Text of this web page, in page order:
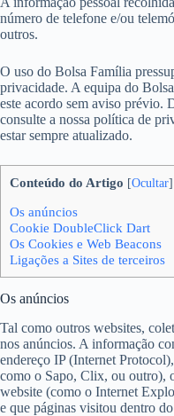
número de telefone e/ou
outros.
O uso do Bolsa Família
privacidade. A equipa do
este acordo sem aviso prévio.
consulte a nossa política de
estar sempre atualizado.
Conteúdo do Artigo [Ocultar]
Os anúncios
Cookie DoubleClick Dart
Os Cookies e Web Beacons
Ligações a Sites de terceiros
Os anúncios
Tal como outros websites,
nos anúncios. A informação
endereço IP (Internet
como o Sapo, Clix, ou outro),
website (como o Internet
e que páginas visitou dentro